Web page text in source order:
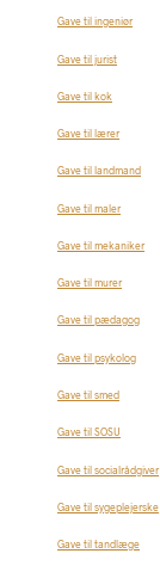
Gave til ingeniør
Gave til jurist
Gave til kok
Gave til lærer
Gave til landmand
Gave til maler
Gave til mekaniker
Gave til murer
Gave til pædagog
Gave til psykolog
Gave til smed
Gave til SOSU
Gave til socialrådgiver
Gave til sygeplejerske
Gave til tandlæge